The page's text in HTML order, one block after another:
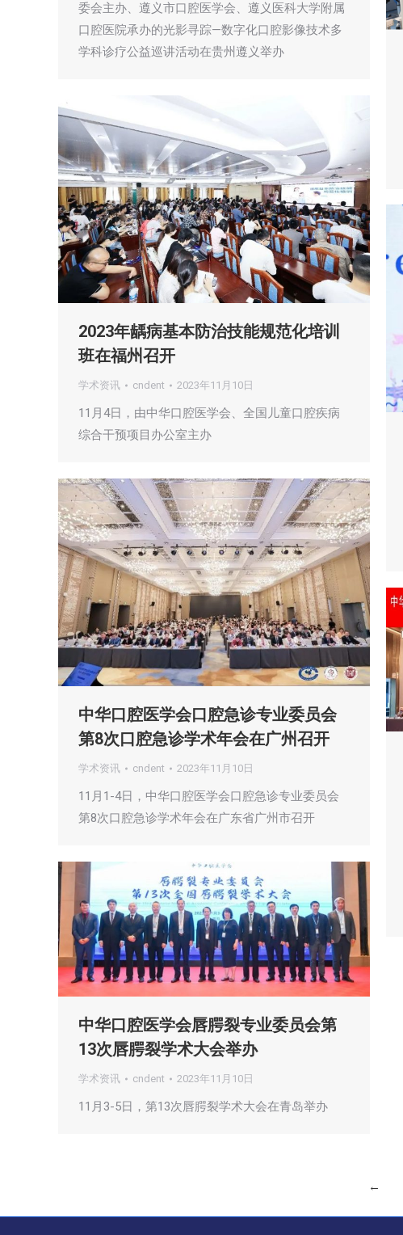
委会主办、遵义市口腔医学会、遵义医科大学附属
口腔医院承办的光影寻踪—数字化口腔影像技术多
学科诊疗公益巡讲活动在贵州遵义举办
2023年龋病基本防治技能规范化培训
班在福州召开
学术资讯 cndent 2023年11月10日
11月4日，由中华口腔医学会、全国儿童口腔疾病
综合干预项目办公室主办
中华口腔医学会口腔急诊专业委员会
第8次口腔急诊学术年会在广州召开
学术资讯 cndent 2023年11月10日
11月1-4日，中华口腔医学会口腔急诊专业委员会
第8次口腔急诊学术年会在广东省广州市召开
中华口腔医学会唇腭裂专业委员会第
13次唇腭裂学术大会举办
学术资讯 cndent 2023年11月10日
11月3-5日，第13次唇腭裂学术大会在青岛举办
←